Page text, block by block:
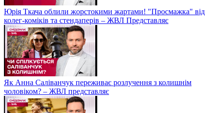
Юрія Ткача облили жорстокими жартами! "Просмажка" від
колег-коміків та стендаперів – ЖВЛ Представляє
Як Анна Саліванчук переживає розлучення з колишнім
чоловіком? – ЖВЛ представляє